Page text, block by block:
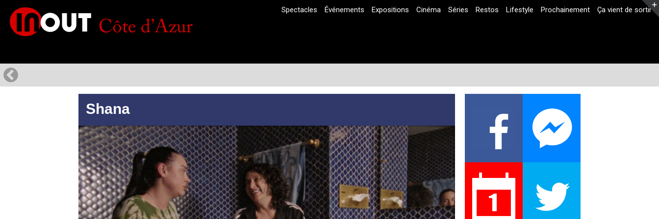
Spectacles Événements Expositions Cinéma Séries Restos Lifestyle Prochainement Ça vient de sortir
Shana